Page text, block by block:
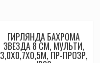
ГИРЛЯНДА БАХРОМА
ЗВЕЗДА 8 СМ, МУЛЬТИ,
3,0Х0,7Х0,5М, ПР-ПРОЗР,